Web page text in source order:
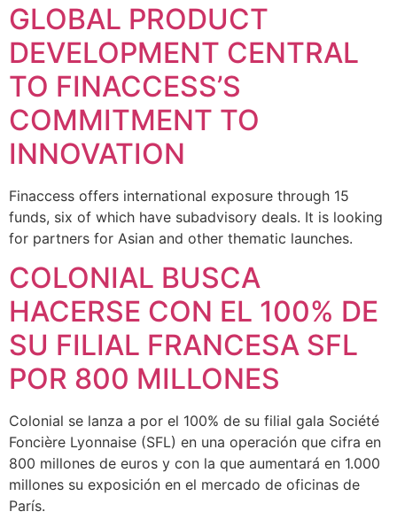
GLOBAL PRODUCT
DEVELOPMENT CENTRAL
TO FINACCESS’S
COMMITMENT TO
INNOVATION
Finaccess offers international exposure through 15
funds, six of which have subadvisory deals. It is looking
for partners for Asian and other thematic launches.
COLONIAL BUSCA
HACERSE CON EL 100% DE
SU FILIAL FRANCESA SFL
POR 800 MILLONES
Colonial se lanza a por el 100% de su filial gala Société
Foncière Lyonnaise (SFL) en una operación que cifra en
800 millones de euros y con la que aumentará en 1.000
millones su exposición en el mercado de oficinas de
París.